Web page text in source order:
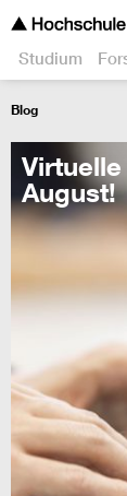
Studium
Blog
August!